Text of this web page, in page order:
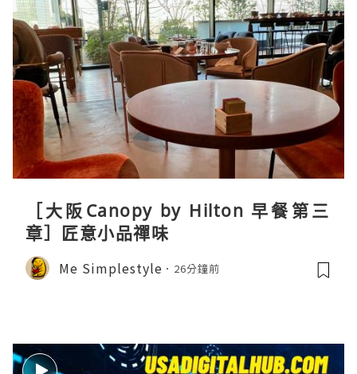
［大阪Canopy by Hilton 早餐第三
章］匠意小品禪味
Me Simplestyle 26分鐘前